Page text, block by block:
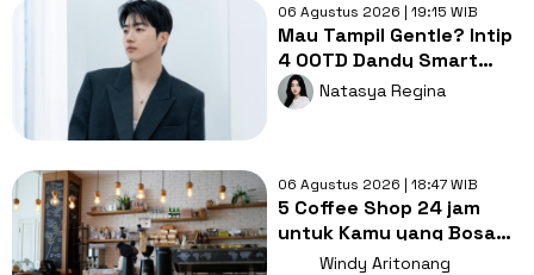
06 Agustus 2026 | 19:15 WIB
Mau Tampil Gentle? Intip
4 OOTD Dandy Smart
Casual ala Kang Hoon
Natasya Regina
06 Agustus 2026 | 18:47 WIB
5 Coffee Shop 24 jam
untuk Kamu yang Bosan
Nugas di Kos
Windy Aritonang